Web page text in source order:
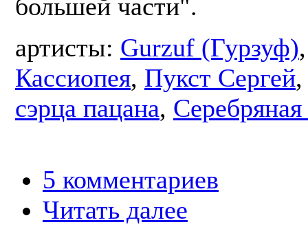
большей части".
артисты: Gurzuf (Гурзуф),
Кассиопея, Пукст Сергей
сэрца пацана, Серебряная
5 комментариев
Читать далее